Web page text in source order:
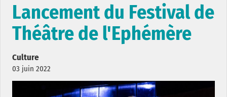
Lancement du Festival de
Théâtre de l'Ephémère
Culture
03 juin 2022